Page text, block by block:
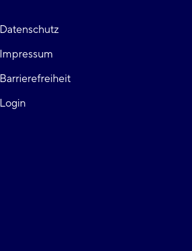
Fußzeile
links
Datenschutz
Impressum
Barrierefreiheit
Login